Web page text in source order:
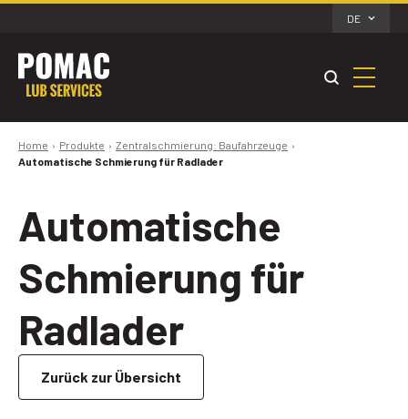
DE
Home Produkte
Zentralschmierung: Baufahrzeuge
Automatische Schmierung für Radlader
Automatische
Schmierung für
Radlader
Zurück zur Übersicht